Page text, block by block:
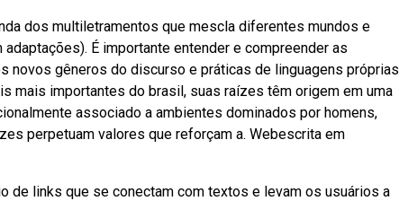
dos multiletramentos que mescla diferentes mundos e
É importante entender e compreender as
novos gêneros do discurso e práticas de linguagens próprias
mais importantes do brasil, suas raízes têm origem em uma
associado a ambientes dominados por homens,
perpetuam valores que reforçam a. Webescrita em
de links que se conectam com textos e levam os usuários a